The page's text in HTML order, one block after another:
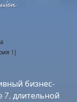
1)
бизнес-
7, длительной